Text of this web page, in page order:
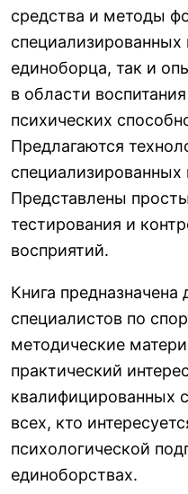
средства и методы
единоборца, так и
в области
психических
Предлагаются
специализированных
Представлены
тестирования и
восприятий.
Книга предназначена
специалистов по
методические
практический
квалифицированных
всех, кто
психологической
единоборствах.